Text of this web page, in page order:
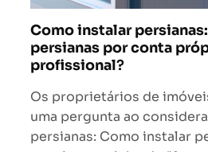
Como instalar
persianas por conta
profissional?
Os proprietários de
uma pergunta ao
persianas: Como instalar